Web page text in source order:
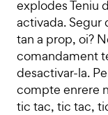
explodes Teniu
activada. Segur
tan a prop, oi?
comandament
desactivar-la.
compte enrere
tic tac, tic tac,